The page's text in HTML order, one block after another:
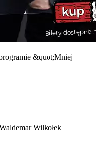
&quot;Mniej
Wilkołek